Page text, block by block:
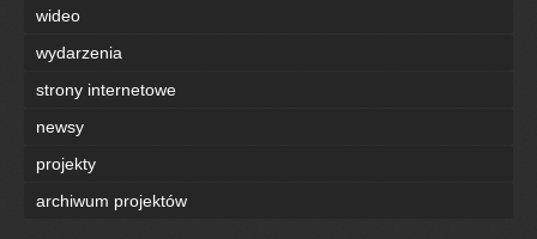
wideo
wydarzenia
strony internetowe
newsy
projekty
archiwum projektów